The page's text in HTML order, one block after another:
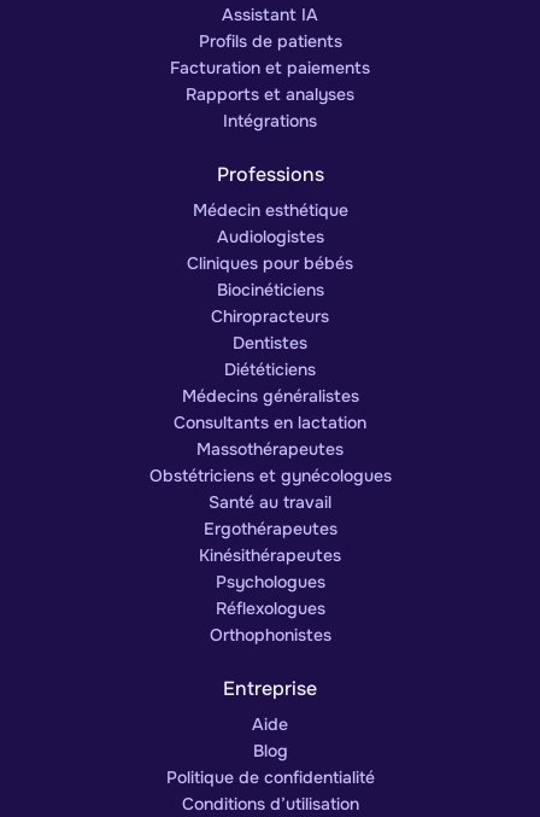
Assistant IA
Profils de patients
Facturation et paiements
Rapports et analyses
Intégrations
Professions
Médecin esthétique
Audiologistes
Cliniques pour bébés
Biocinéticiens
Chiropracteurs
Dentistes
Diététiciens
Médecins généralistes
Consultants en lactation
Massothérapeutes
Obstétriciens et gynécologues
Santé au travail
Ergothérapeutes
Kinésithérapeutes
Psychologues
Réflexologues
Orthophonistes
Entreprise
Aide
Blog
Politique de confidentialité
Conditions d’utilisation